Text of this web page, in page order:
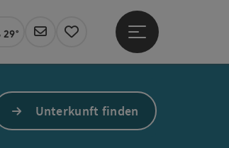
Aktuelles Wetter Linz, stark bewölkt
29°
Newsletter
Merkzettel
Hauptmenü öffnen
Unterkunft finden